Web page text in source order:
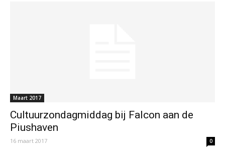
Maart 2017
Cultuurzondagmiddag bij Falcon aan de
Piushaven
16 maart 2017 0